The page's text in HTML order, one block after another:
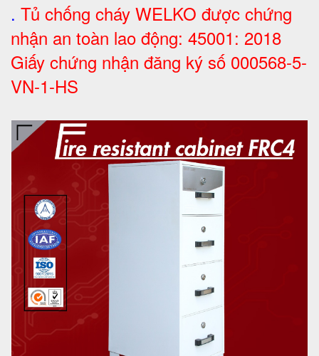
. Tủ chống cháy WELKO được chứng
nhận an toàn lao động: 45001: 2018
Giấy chứng nhận đăng ký số 000568-5-
VN-1-HS